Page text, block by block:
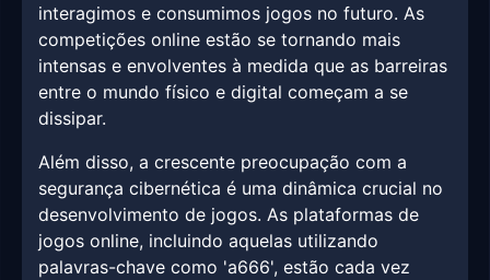
interagimos e consumimos jogos no futuro. As
competições online estão se tornando mais
intensas e envolventes à medida que as barreiras
entre o mundo físico e digital começam a se
dissipar.
Além disso, a crescente preocupação com a
segurança cibernética é uma dinâmica crucial no
desenvolvimento de jogos. As plataformas de
jogos online, incluindo aquelas utilizando
palavras-chave como 'a666', estão cada vez